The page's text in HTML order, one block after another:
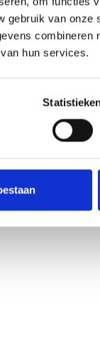
gebruik van
combineren
hun services.
stijlen,
een
de nuchtere en
8.8. Ook na de
in topconditie